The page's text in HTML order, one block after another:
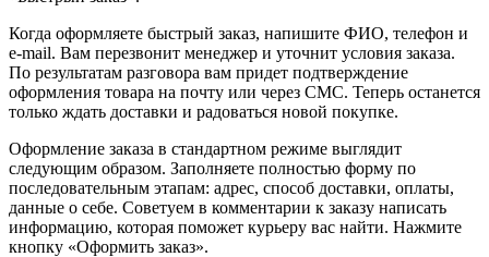
Когда оформляете быстрый заказ, напишите ФИО, телефон и
e-mail. Вам перезвонит менеджер и уточнит условия заказа.
По результатам разговора вам придет подтверждение
оформления товара на почту или через СМС. Теперь останется
только ждать доставки и радоваться новой покупке.
Оформление заказа в стандартном режиме выглядит
следующим образом. Заполняете полностью форму по
последовательным этапам: адрес, способ доставки, оплаты,
данные о себе. Советуем в комментарии к заказу написать
информацию, которая поможет курьеру вас найти. Нажмите
кнопку «Оформить заказ».